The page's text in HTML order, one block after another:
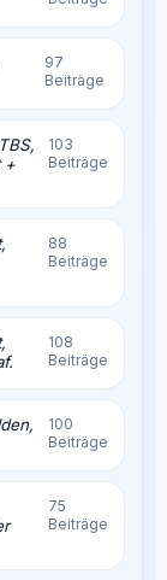
97
Beiträge
+
103
Beiträge
88
Beiträge
108
Beiträge
100
Beiträge
75
Beiträge